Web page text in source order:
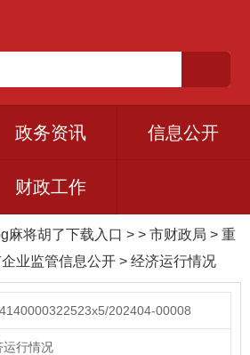
政务资讯 信息公开
财政工作
麻将胡了下载入口 > > 市财政局 > 重
企业监管信息公开 > 经济运行情况
202404-00008
运行情况